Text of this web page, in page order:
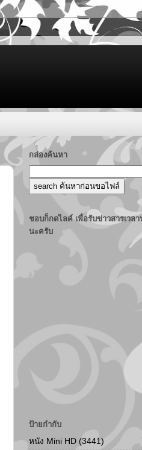
กล่องค้นหา
ชอบก็กดไลค์ เพื่อรับข่าวสารเวล
นะครับ
ป้ายกำกับ
หนัง Mini HD (3441)